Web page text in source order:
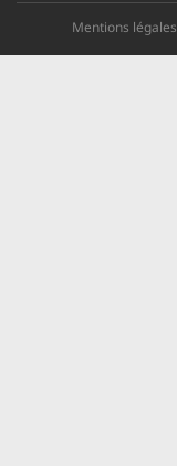
Mentions légales